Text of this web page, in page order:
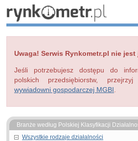
Uwaga! Serwis Rynkometr.pl nie
Jeśli potrzebujesz dostępu do
polskich przedsiębiorstw, przejrzyj
wywiadowni gospodarczej MGBI
Branże według Polskiej Klasyfikacji
Wszystkie rodzaje działalności